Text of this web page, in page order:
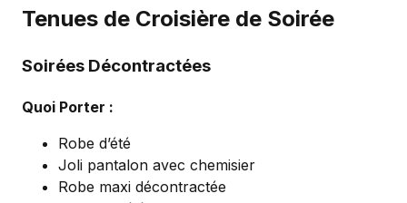
Tenues de Croisière de Soirée
Soirées Décontractées
Quoi Porter :
Robe d’été
Joli pantalon avec chemisier
Robe maxi décontractée